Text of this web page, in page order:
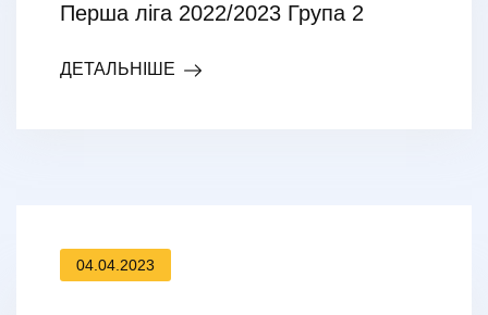
Перша ліга 2022/2023 Група 2
ДЕТАЛЬНІШЕ
04.04.2023